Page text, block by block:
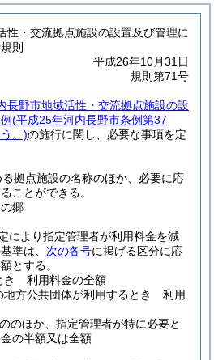
性・交流拠点施設の設置及び管理に
則
平成26年10月31日
規則第71号
長野市地域活性・交流拠点施設の設
(平成25年河内長野市条例第37
。)の施行に関し、必要な事項を定
る拠点施設の名称のほか、必要に応
ことができる。
郷
により指定管理者が利用料金を減
準は、 次の各号に掲げる区分に応
とする。
き 利用料金の全額
地方公共団体が利用するとき 利用
のほか、指定管理者が特に必要と
の半額又は全額